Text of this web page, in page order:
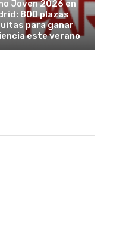
Joven 2026 en
800 plazas
para ganar
este verano